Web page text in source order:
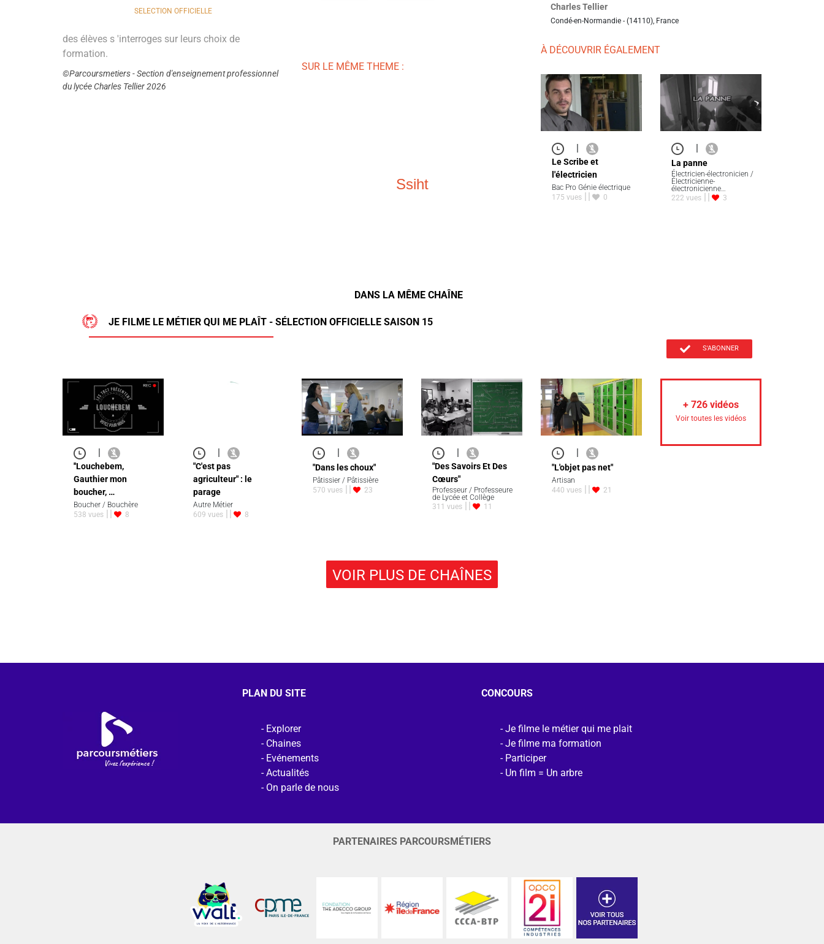
SELECTION OFFICIELLE
des élèves s 'interroges sur leurs choix de
formation.
©Parcoursmetiers - Section d'enseignement professionnel
du lycée Charles Tellier 2026
SUR LE MÊME THEME :
Ssiht
Charles Tellier
Condé-en-Normandie - (14110), France
À DÉCOUVRIR ÉGALEMENT
|
Le Scribe et
l'électricien
Bac Pro Génie électrique
175 vues
0
|
La panne
Électricien-électronicien /
Électricienne-
électronicienne…
222 vues
3
DANS LA MÊME CHAÎNE
JE FILME LE MÉTIER QUI ME PLAÎT - SÉLECTION OFFICIELLE SAISON 15
S'ABONNER
''Louchebem,
Gauthier mon
boucher, …
Boucher / Bouchère
538 vues
8
"C'est pas
agriculteur" : le
parage
Autre Métier
609 vues
8
"Dans les choux"
Pâtissier / Pâtissière
570 vues
23
"Des Savoirs Et Des
Cœurs"
Professeur / Professeure
de Lycée et Collège
311 vues
11
"L'objet pas net"
Artisan
440 vues
21
+ 726 vidéos
Voir toutes les vidéos
VOIR PLUS DE CHAÎNES
PLAN DU SITE
Explorer
Chaines
Evénements
Actualités
On parle de nous
CONCOURS
Je filme le métier qui me plait
Je filme ma formation
Participer
Un film = Un arbre
PARTENAIRES PARCOURSMÉTIERS